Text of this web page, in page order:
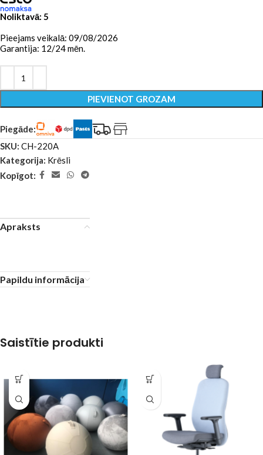
Noliktavā: 5
Pieejams veikalā: 09/08/2026
Garantija: 12/24 mēn.
PIEVIENOT GROZAM
Piegāde:
SKU: CH-220A
Kategorija: Krēsli
Kopīgot:
Apraksts
Papildu informācija
Saistītie produkti